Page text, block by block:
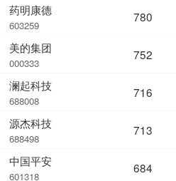
药明康德
603259
美的集团
000333
澜起科技
688008
源杰科技
688498
中国平安
601318
780
752
716
713
684